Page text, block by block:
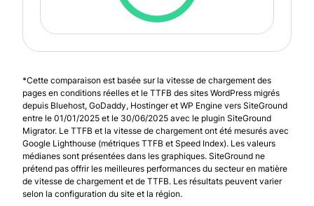
*Cette comparaison est basée sur la vitesse de chargement des
pages en conditions réelles et le TTFB des sites WordPress migrés
depuis Bluehost, GoDaddy, Hostinger et WP Engine vers SiteGround
entre le 01/01/2025 et le 30/06/2025 avec le plugin SiteGround
Migrator. Le TTFB et la vitesse de chargement ont été mesurés avec
Google Lighthouse (métriques TTFB et Speed Index). Les valeurs
médianes sont présentées dans les graphiques. SiteGround ne
prétend pas offrir les meilleures performances du secteur en matière
de vitesse de chargement et de TTFB. Les résultats peuvent varier
selon la configuration du site et la région.